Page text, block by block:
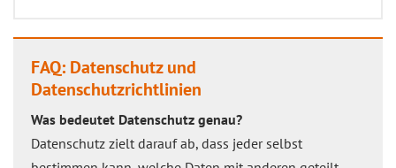
FAQ: Datenschutz und
Datenschutzrichtlinien
Was bedeutet Datenschutz genau?
Datenschutz zielt darauf ab, dass jeder selbst